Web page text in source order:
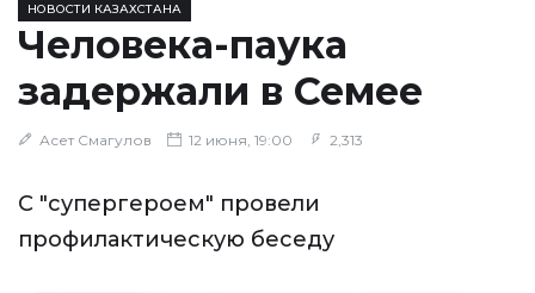
НОВОСТИ КАЗАХСТАНА
Человека-паука
задержали в Семее
Асет Смагулов 12 июня, 19:00 2,313
С "супергероем" провели
профилактическую беседу